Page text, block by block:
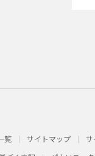
覧 サイトマップ サ